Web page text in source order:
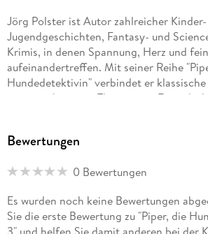
Jörg Polster ist Autor zahlreicher
Jugendgeschichten, Fantasy- und
Krimis, in denen Spannung, Herz und
aufeinandertreffen. Mit seiner Reihe
Hundedetektivin" verbindet er
mit warmherzigen Themen wie
Seine Geschichten zeichnen sich durch
behutsam durch spannende Fälle führt.
Zwischentöne: Mut, Empathie und das
Bewertungen
0 Bewertungen
Es wurden noch keine Bewertungen
Sie die erste Bewertung zu "Piper, die